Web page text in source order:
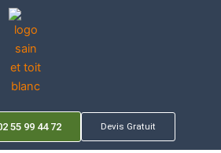
55 99 44 72 Devis Gratuit